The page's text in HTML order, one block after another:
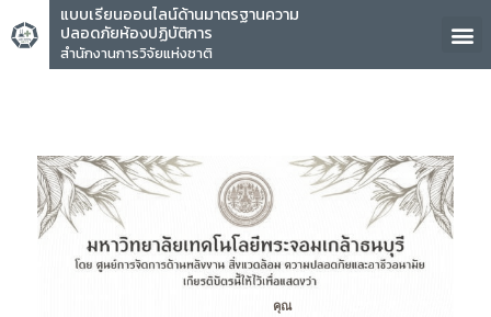
แบบเรียนออนไลน์ด้านมาตรฐานความ
ปลอดภัยห้องปฏิบัติการ
สำนักงานการวิจัยแห่งชาติ
คุณ